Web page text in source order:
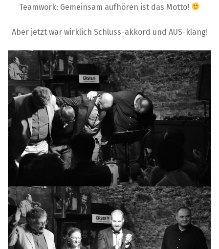
Teamwork: Gemeinsam aufhören ist das Motto!
Aber jetzt war wirklich Schluss-akkord und AUS-klang!